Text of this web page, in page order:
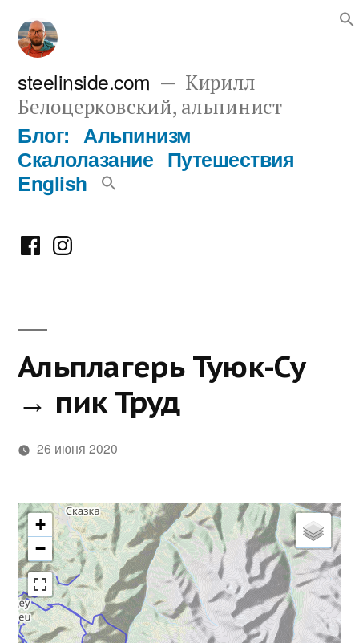
Перейти
содержимому
steelinside.com
Кирилл
Белоцерковский, альпинист
Блог: Альпинизм
Скалолазание Путешествия
English
ФейсбукИнстаграм
Альплагерь Туюк-Су
→ пик Труд
26 июня 2020
+
−